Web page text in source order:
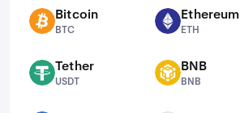
BTC Bitcoin
BTC
ETH Ethereum
ETH
USDT Tether
USDT
BNB BNB
BNB